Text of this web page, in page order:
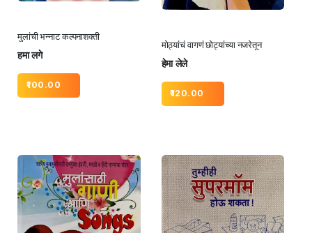
मुलांची भन्नाट कल्पनाशक्ती
हमा लगे
100.00
मोठ्यांचं वागणं छोट्यांच्या नजरेतून
हेमा लेले
120.00